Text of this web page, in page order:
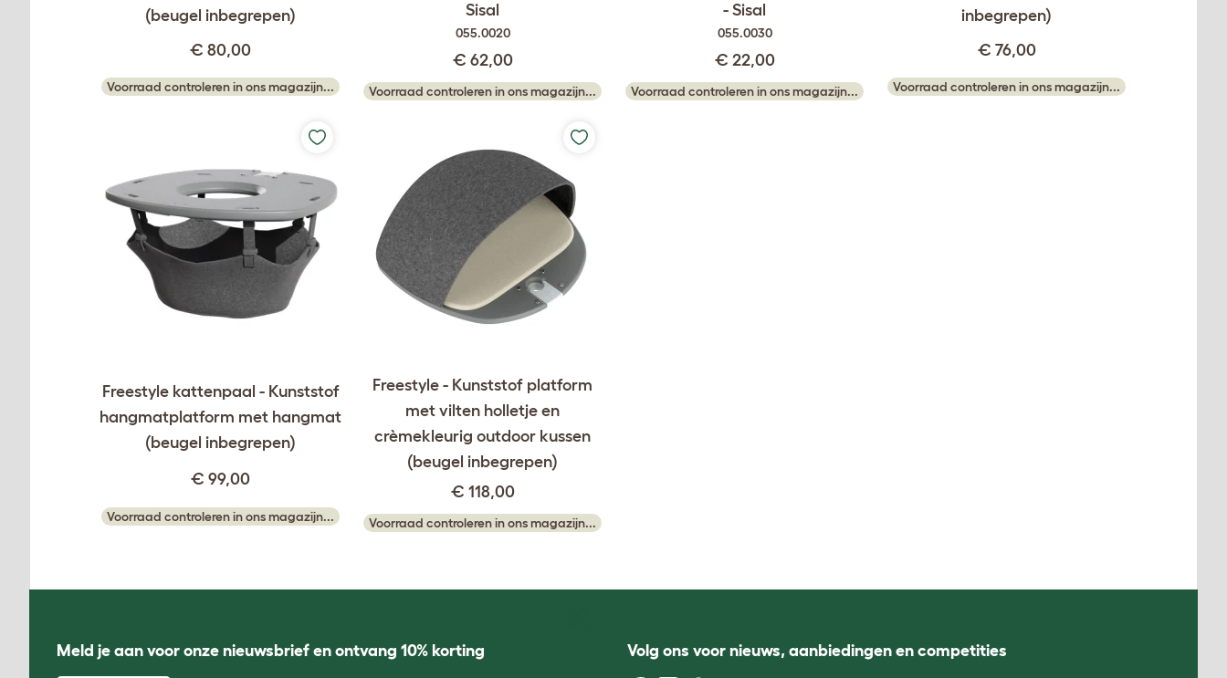
(beugel inbegrepen)
€ 80,00
Voorraad controleren in ons magazijn...
Sisal
055.0020
€ 62,00
Voorraad controleren in ons magazijn...
- Sisal
055.0030
€ 22,00
Voorraad controleren in ons magazijn...
inbegrepen)
€ 76,00
Voorraad controleren in ons magazijn...
Freestyle kattenpaal - Kunststof
hangmatplatform met hangmat
(beugel inbegrepen)
€ 99,00
Voorraad controleren in ons magazijn...
Freestyle - Kunststof platform
met vilten holletje en
crèmekleurig outdoor kussen
(beugel inbegrepen)
€ 118,00
Voorraad controleren in ons magazijn...
Meld je aan voor onze nieuwsbrief en ontvang 10% korting Volg ons voor nieuws, aanbiedingen en competities